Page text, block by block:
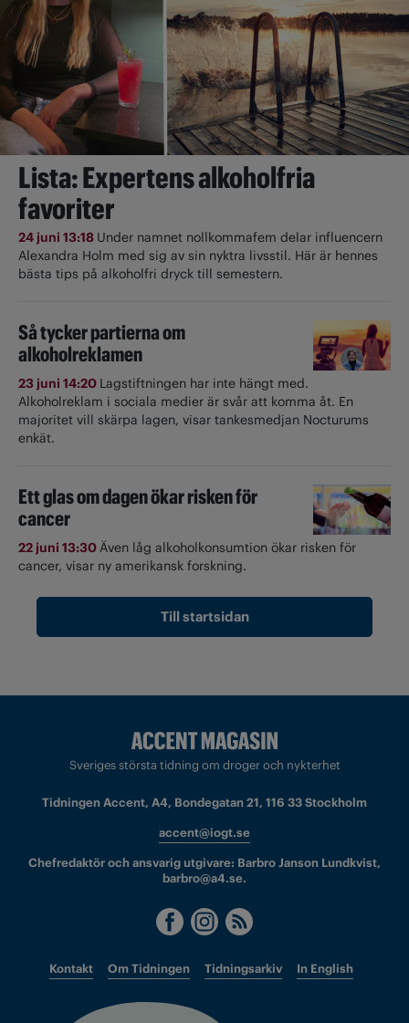
Lista: Expertens alkoholfria
favoriter
24 juni 13:18 Under namnet nollkommafem delar influencern
Alexandra Holm med sig av sin nyktra livsstil. Här är hennes
bästa tips på alkoholfri dryck till semestern.
Så tycker partierna om
alkoholreklamen
23 juni 14:20 Lagstiftningen har inte hängt med.
Alkoholreklam i sociala medier är svår att komma åt. En
majoritet vill skärpa lagen, visar tankesmedjan Nocturums
enkät.
Ett glas om dagen ökar risken för
cancer
22 juni 13:30Även låg alkoholkonsumtion ökar risken för
cancer, visar ny amerikansk forskning.
Till startsidan
Sveriges största tidning om droger och nykterhet
Tidningen Accent, A4, Bondegatan 21, 116 33 Stockholm
accent@iogt.se
Chefredaktör och ansvarig utgivare: Barbro Janson Lundkvist,
barbro@a4.se.
Kontakt Om Tidningen Tidningsarkiv In English